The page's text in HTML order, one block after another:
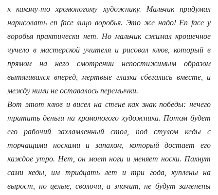
к какому-то хромоногому художнику. Мальчик придумал
нарисовать en face лицо воробья. Это же надо! En face у
воробья практически нет. Но мальчик сжимал крошечное
чучело в мастерской учителя и рисовал клюв, который в
прямом на него смотрении непостижимым образом
вытягивался вперед, мертвые глазки сбегались вместе, и
между ними не оставалось перемычки.
Вот этот клюв и висел на стене как знак победы: нечего
тратить деньги на хромоногого художника. Потом будет
его рабочий захламленный стол, под стулом кеды с
торчащими носками и запахом, который достает его
каждое утро. Нет, он моет ноги и меняет носки. Пахнут
сами кеды, им тридцать лет и три года, куплены на
вырост, но целые, сволочи, а значит, не будут заменены